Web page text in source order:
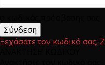
Ξεχάσατε τον κωδικό σας;